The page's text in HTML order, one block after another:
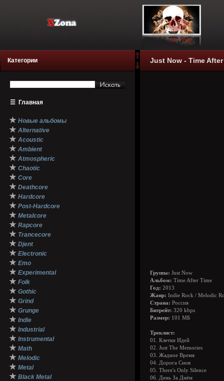
Категории
☰ Главная
★ Новые альбомы
★ Alternative
★ Acoustic
★ Ambient
★ Atmospheric
★ Chaotic
★ Core
★ Deathcore
★ Hardcore
★ Post-Hardcore
★ Metalcore
★ Rapcore
★ Trancecore
★ Djent
★ Electronic
★ Emo
★ Experimental
★ Folk
★ Gothic
★ Grind
★ Grunge
★ Indie
★ Industrial
★ Instrumental
★ Math
★ Melodic
★ Metal
★ Black Metal
Just Now - Time
Группа: Just Now
Альбом: Time After Time
Год: 2013
Жанр: Indie Rock / Melodic
Страна: Россия
Битрейт: 320 kbps
Размер: 101 МБ
Треклист:
01. Клетки Идей
02. Just The Memories
03. Жадное Время
04. Дорога Снов
05. There's Only Silence
06. День За Днём